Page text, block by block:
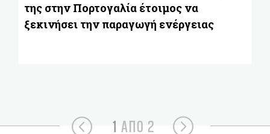
της στην Πορτογαλία έτοιμος να
ξεκινήσει την παραγωγή ενέργειας
1 ΑΠΟ 2